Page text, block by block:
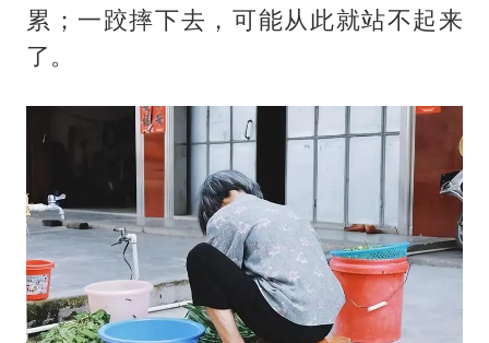
累；一跤摔下去，可能从此就站不起来
了。